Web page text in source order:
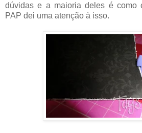
dúvidas e a maioria deles é como
PAP dei uma atenção à isso.